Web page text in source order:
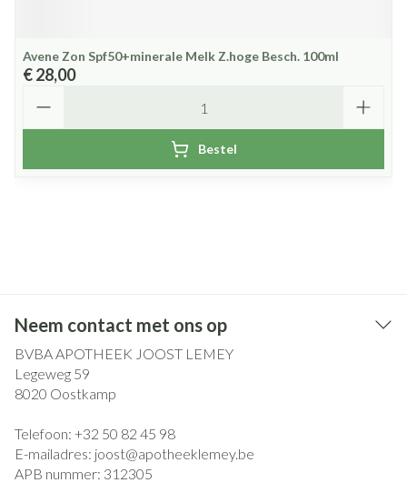
Avene Zon Spf50+minerale Melk Z.hoge Besch. 100ml
€ 28,00
Bestel
Neem contact met ons op
BVBA APOTHEEK JOOST LEMEY
Legeweg 59
8020 Oostkamp
Telefoon: +32 50 82 45 98
E-mailadres: joost@apotheeklemey.be
APB nummer: 312305